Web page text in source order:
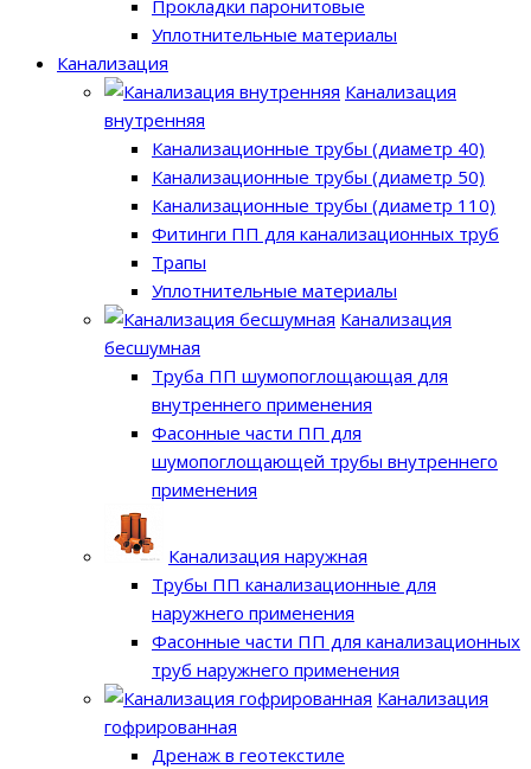
Прокладки паронитовые
Уплотнительные материалы
Канализация
Канализация
внутренняя
Канализационные трубы (диаметр 40)
Канализационные трубы (диаметр 50)
Канализационные трубы (диаметр 110)
Фитинги ПП для канализационных труб
Трапы
Уплотнительные материалы
Канализация
бесшумная
Труба ПП шумопоглощающая для
внутреннего применения
Фасонные части ПП для
шумопоглощающей трубы внутреннего
применения
Канализация наружная
Трубы ПП канализационные для
наружнего применения
Фасонные части ПП для канализационных
труб наружнего применения
Канализация
гофрированная
Дренаж в геотекстиле